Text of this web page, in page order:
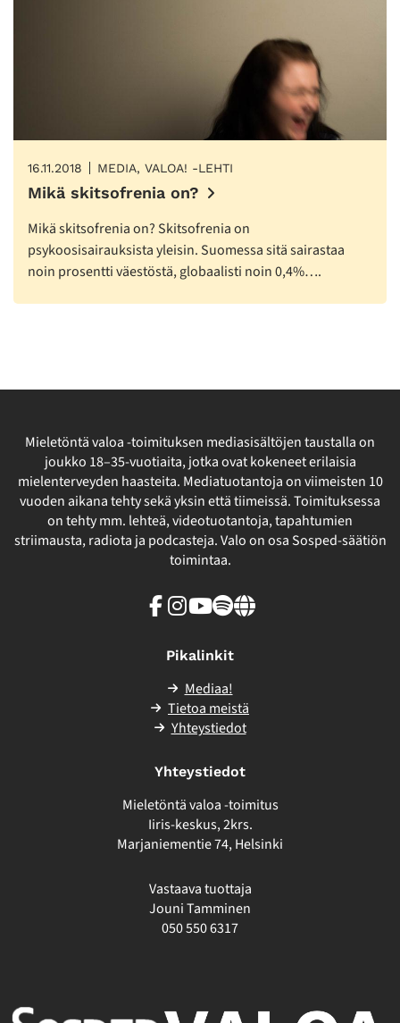
16.11.2018 MEDIA, VALOA! -LEHTI
Mikä skitsofrenia on?
Mikä skitsofrenia on? Skitsofrenia on
psykoosisairauksista yleisin. Suomessa sitä sairastaa
noin prosentti väestöstä, globaalisti noin 0,4%….
Mieletöntä valoa -toimituksen mediasisältöjen taustalla on
joukko 18–35-vuotiaita, jotka ovat kokeneet erilaisia
mielenterveyden haasteita. Mediatuotantoja on viimeisten 10
vuoden aikana tehty sekä yksin että tiimeissä. Toimituksessa
on tehty mm. lehteä, videotuotantoja, tapahtumien
striimausta, radiota ja podcasteja. Valo on osa Sosped-säätiön
toimintaa.
Facebook
Instagram
Youtube
SpotifyLinkki
Pikalinkit
Mediaa!
Tietoa meistä
Yhteystiedot
Yhteystiedot
Mieletöntä valoa -toimitus
Iiris-keskus, 2krs.
Marjaniementie 74, Helsinki
Vastaava tuottaja
Jouni Tamminen
050 550 6317